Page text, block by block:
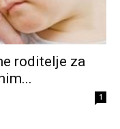
roditelje za
1